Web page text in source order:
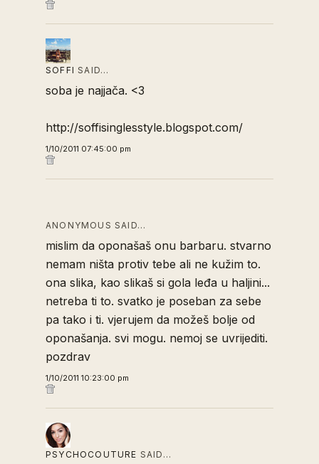
SOFFI SAID…
soba je najjača. <3
http://soffisinglesstyle.blogspot.com/
1/10/2011 07:45:00 pm
ANONYMOUS SAID…
mislim da oponašaš onu barbaru. stvarno
nemam ništa protiv tebe ali ne kužim to.
ona slika, kao slikaš si gola leđa u haljini...
netreba ti to. svatko je poseban za sebe
pa tako i ti. vjerujem da možeš bolje od
oponašanja. svi mogu. nemoj se uvrijediti.
pozdrav
1/10/2011 10:23:00 pm
PSYCHOCOUTURE SAID…